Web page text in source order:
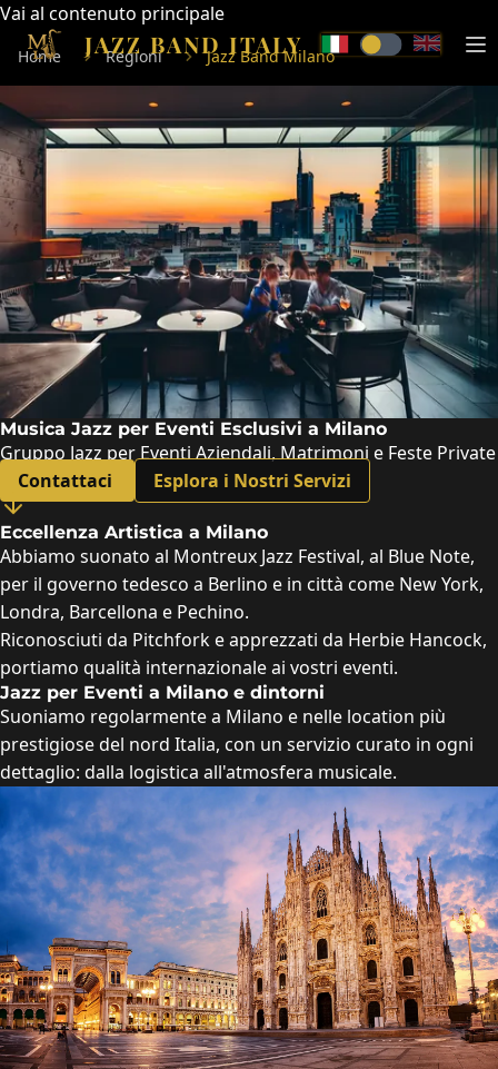
Vai al contenuto principale
JAZZ BAND ITALY
Home Regioni Jazz Band Milano
Musica Jazz per Eventi Esclusivi a Milano
Gruppo Jazz per Eventi Aziendali, Matrimoni e Feste Private
Contattaci
Esplora i Nostri Servizi
Eccellenza Artistica a Milano
Abbiamo suonato al Montreux Jazz Festival, al Blue Note,
per il governo tedesco a Berlino e in città come New York,
Londra, Barcellona e Pechino.
Riconosciuti da Pitchfork e apprezzati da Herbie Hancock,
portiamo qualità internazionale ai vostri eventi.
Jazz per Eventi a Milano e dintorni
Suoniamo regolarmente a Milano e nelle location più
prestigiose del nord Italia, con un servizio curato in ogni
dettaglio: dalla logistica all'atmosfera musicale.